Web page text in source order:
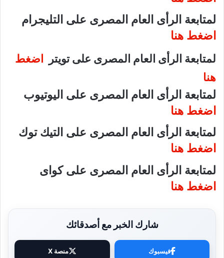
لمتابعة الرأى العام المصرى على التليجرام
اضغط هنا
لمتابعة الرأى العام المصرى على تويتر اضغط
هنا
لمتابعة الرأى العام المصرى على اليوتيوب
اضغط هنا
لمتابعة الرأى العام المصرى على التيك توك
اضغط هنا
لمتابعة الرأى العام المصرى على كواى
اضغط هنا
شارك الخبر مع أصدقائك
فيسبوك منصة X